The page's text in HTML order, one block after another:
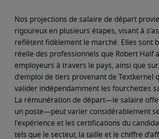
Nos projections de salaire de départ
rigoureux en plusieurs étapes, visant à
reflètent fidèlement le marché. Elles sont
réelle des professionnels que Robert Half
employeurs à travers le pays, ainsi que
d'emploi de tiers provenant de Textkernel
valider indépendamment les fourchettes
La rémunération de départ—le salaire
un poste—peut varier considérablement
l'expérience et les certifications du
tels que le secteur, la taille et le chiffre